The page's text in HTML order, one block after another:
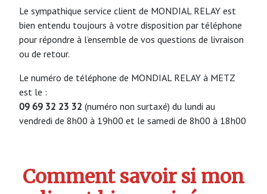
Le sympathique service client de MONDIAL RELAY est
bien entendu toujours à votre disposition par téléphone
pour répondre à l’ensemble de vos questions de livraison
ou de retour.
Le numéro de téléphone de MONDIAL RELAY à METZ
est le :
09 69 32 23 32 (numéro non surtaxé) du lundi au
vendredi de 8h00 à 19h00 et le samedi de 8h00 à 18h00
Comment savoir si mon